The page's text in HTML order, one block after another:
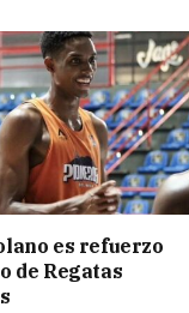
es refuerzo
de Regatas